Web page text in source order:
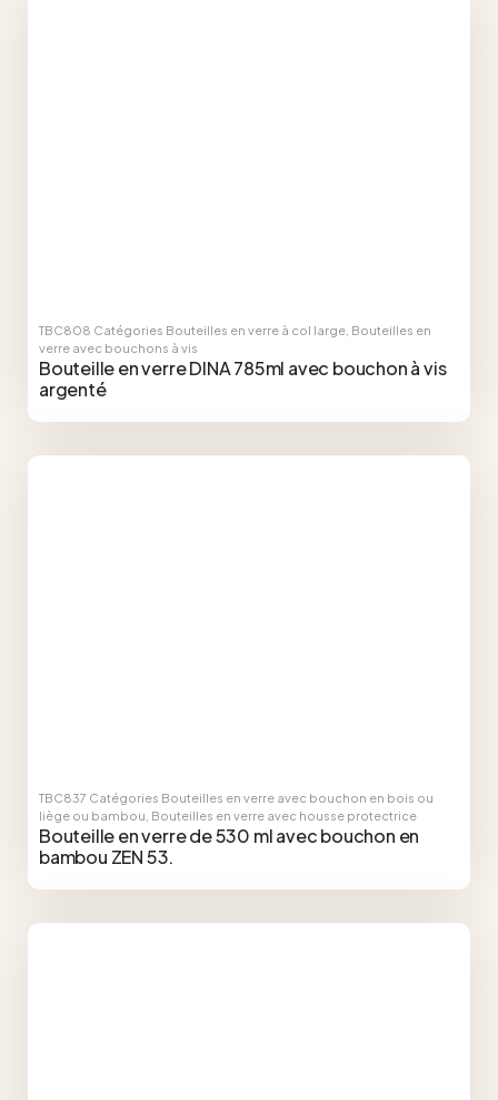
TBC808 Catégories Bouteilles en verre à col large Bouteilles en
verre avec bouchons à vis
Bouteille en verre DINA 785ml avec bouchon à vis
argenté
TBC837 Catégories Bouteilles en verre avec bouchon en bois ou
liège ou bambou Bouteilles en verre avec housse protectrice
Bouteille en verre de 530 ml avec bouchon en
bambou ZEN 53.